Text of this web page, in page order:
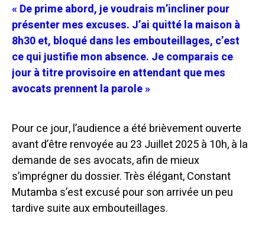
« De prime abord, je voudrais m’incliner pour
présenter mes excuses. J’ai quitté la maison à
8h30 et, bloqué dans les embouteillages, c’est
ce qui justifie mon absence. Je comparais ce
jour à titre provisoire en attendant que mes
avocats prennent la parole »
Pour ce jour, l’audience a été brièvement ouverte
avant d’être renvoyée au 23 Juillet 2025 à 10h, à la
demande de ses avocats, afin de mieux
s’imprégner du dossier.Très élégant, Constant
Mutamba s’est excusé pour son arrivée un peu
tardive suite aux embouteillages.